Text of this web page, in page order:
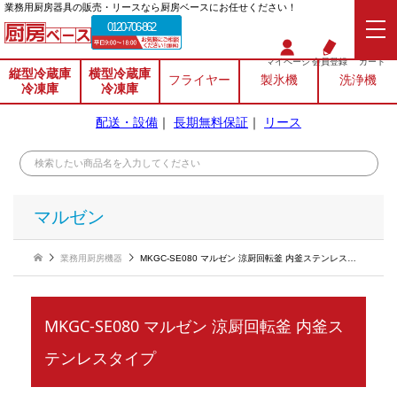
業務⽤厨房器具の販売・リースなら厨房ベースにお任せください！
0120-706-862
マイページ会員登録 カート
縦型冷蔵庫
冷凍庫
横型冷蔵庫
冷凍庫
フライヤー 製氷機 洗浄機
配送・設備 ｜ 長期無料保証 ｜ リース
マルゼン
業務用厨房機器 MKGC-SE080 マルゼン 涼厨回転釜 内釜ステンレスタイプ
MKGC-SE080 マルゼン 涼厨回転釜 内釜ス
テンレスタイプ